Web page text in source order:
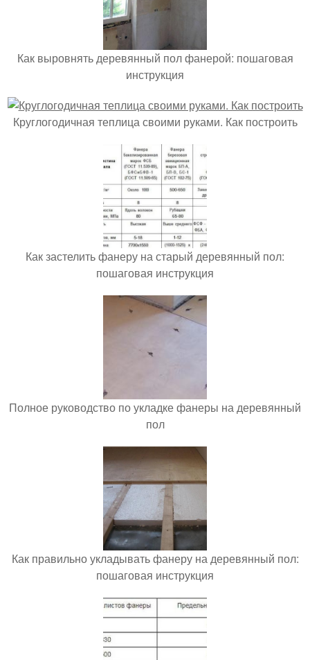
Как выровнять деревянный пол фанерой: пошаговая
инструкция
Круглогодичная теплица своими руками. Как построить
Как застелить фанеру на старый деревянный пол:
пошаговая инструкция
Полное руководство по укладке фанеры на деревянный
пол
Как правильно укладывать фанеру на деревянный пол:
пошаговая инструкция